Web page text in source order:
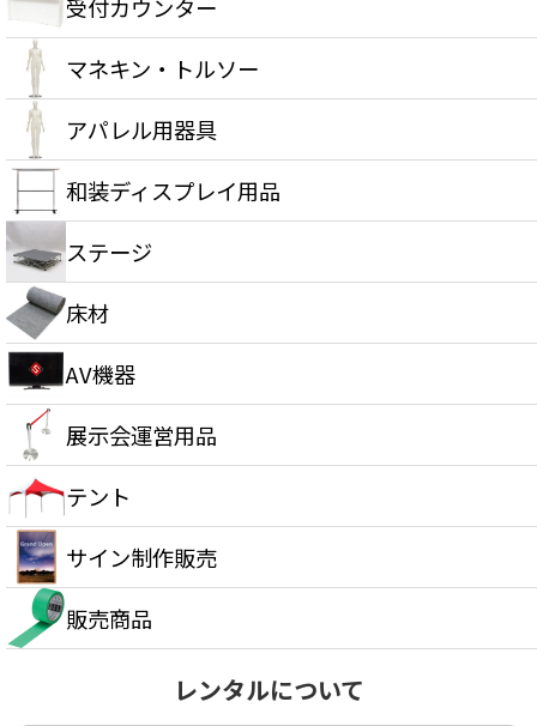
受付カウンター
マネキン・トルソー
アパレル用器具
和装ディスプレイ用品
ステージ
床材
AV機器
展示会運営用品
テント
サイン制作販売
販売商品
レンタルについて